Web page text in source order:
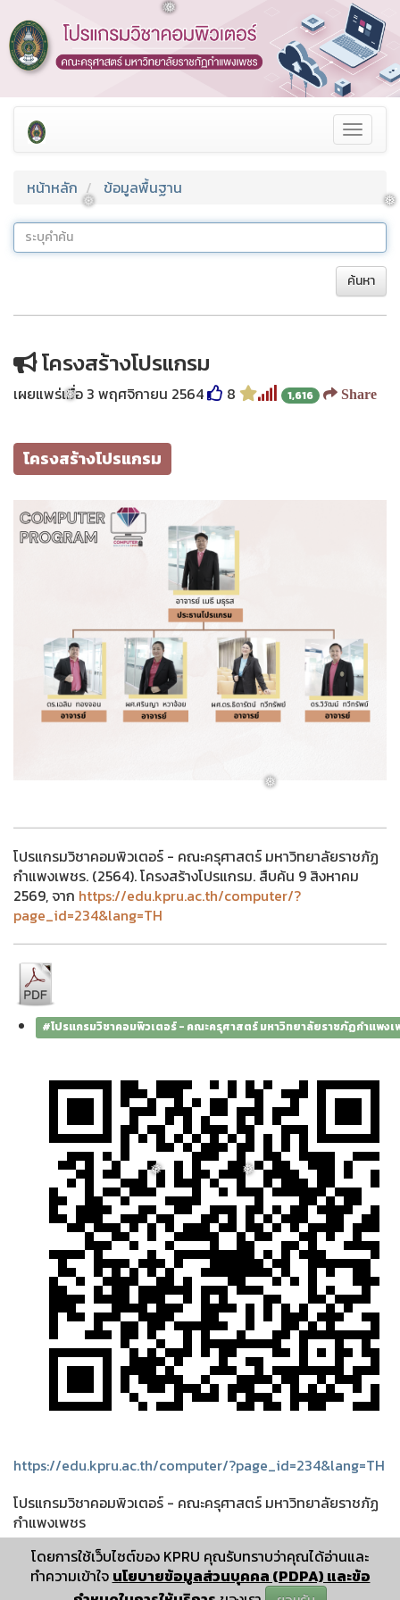
Toggle
หน้าหลัก
ข้อมูลพื้นฐาน
ค้นหา
โครงสร้างโปรแกรม
เผยแพร่เมื่อ 3 พฤศจิกายน 2564 8 1,616 Share
โครงสร้างโปรแกรม
โปรแกรมวิชาคอมพิวเตอร์ - คณะครุศาสตร์ มหาวิทยาลัยราชภัฏ
กำแพงเพชร. (2564). โครงสร้างโปรแกรม. สืบค้น 9 สิงหาคม
2569, จาก https://edu.kpru.ac.th/computer/?
page_id=234&lang=TH
#โปรแกรมวิชาคอมพิวเตอร์ - คณะครุศาสตร์ มหาวิทยาลัยราชภัฏกำแพงเ
https://edu.kpru.ac.th/computer/?page_id=234&lang=TH
โดยการใช้เว็บไซต์ของ KPRU คุณรับทราบว่าคุณได้อ่านและ
ทำความเข้าใจ นโยบายข้อมูลส่วนบุคคล (PDPA) และข้อ
โปรแกรมวิชาคอมพิวเตอร์ - คณะครุศาสตร์ มหาวิทยาลัยราชภัฏ
กำแพงเพชร
❅
❅
❅
❅
❅
❅
❅